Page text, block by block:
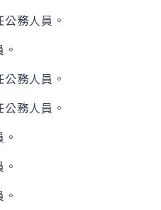
務人員。
務人員。
務人員。